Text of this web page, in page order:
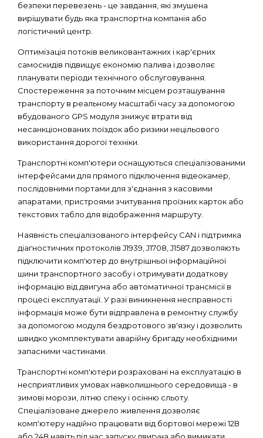
безпеки перевезень - це завдання, які змушена
вирішувати будь яка транспортна компанія або
логістичний центр.
Оптимізація потоків великовантажних і кар'єрних
самоскидів підвищує економію палива і дозволяє
планувати періоди технічного обслуговування.
Спостереження за поточним місцем розташування
транспорту в реальному масштабі часу за допомогою
вбудованого GPS модуля знижує втрати від
несанкціонованих поїздок або ризики нецільового
використання дорогої техніки.
Транспортні комп'ютери оснащуються спеціалізованими
інтерфейсами для прямого підключення відеокамер,
послідовними портами для з'єднання з касовими
апаратами, пристроями зчитування проїзних карток або
текстових табло для відображення маршруту.
Наявність спеціалізованого інтерфейсу CAN і підтримка
діагностичних протоколів J1939, J1708, J1587 дозволяють
підключити комп'ютер до внутрішньої інформаційної
шини транспортного засобу і отримувати додаткову
інформацію від двигуна або автоматичної трансмісії в
процесі експлуатації. У разі виникнення несправності
інформація може бути відправлена ​​в ремонтну службу
за допомогою модуля бездротового зв'язку і дозволить
швидко укомплектувати аварійну бригаду необхідними
запасними частинами.
Транспортні комп'ютери розраховані на експлуатацію в
несприятливих умовах навколишнього середовища - в
зимові морози, літню спеку і осінню сльоту.
Спеціалізоване джерело живлення дозволяє
комп'ютеру надійно працювати від бортової мережі 12В